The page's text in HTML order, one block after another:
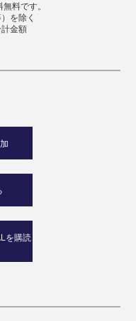
料です。
を除く
金額
を購読